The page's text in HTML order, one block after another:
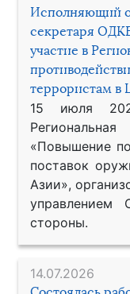
Исполняющий
секретаря
участие в
террористам в
15 июля
«Повышение
поставок
Азии»,
управлением
стороны.
14.07.2026